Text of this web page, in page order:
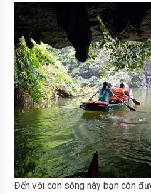
Đến với con sông này bạn còn